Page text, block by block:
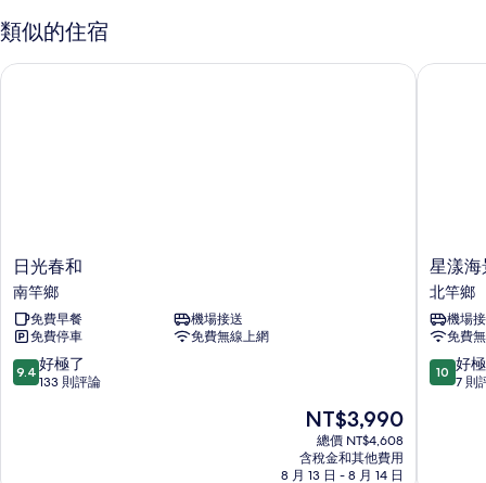
類似的住宿
日
光
春
和
南
竿
鄉
日光春和
南竿鄉
免費早餐
機場接送
免費停車
免費無線上網
9.4
分，
9.4 好極了
133 則評論
現
在
價
格
NT$3,990
總價 NT$4,608
含稅金和其他費用
8 月 13 日 - 8 月 14 日
日光春和
星
漾
海
景
民
宿
北
星漾海
北竿鄉
機場
免費
10.0
分，
10 好
7 則
星漾海